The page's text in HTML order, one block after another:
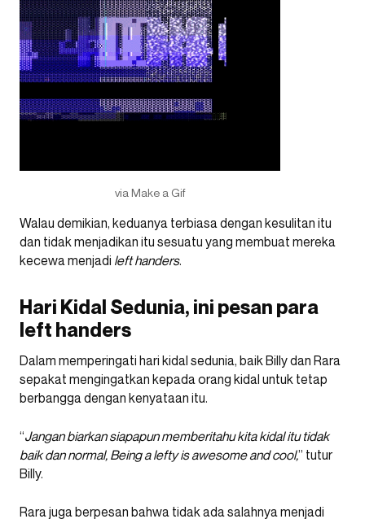
via Make a Gif
Walau demikian, keduanya terbiasa dengan kesulitan itu
dan tidak menjadikan itu sesuatu yang membuat mereka
kecewa menjadi left handers.
Hari Kidal Sedunia, ini pesan para
left handers
Dalam memperingati hari kidal sedunia, baik Billy dan Rara
sepakat mengingatkan kepada orang kidal untuk tetap
berbangga dengan kenyataan itu.
“Jangan biarkan siapapun memberitahu kita kidal itu tidak
baik dan normal, Being a lefty is awesome and cool,” tutur
Billy.
Rara juga berpesan bahwa tidak ada salahnya menjadi